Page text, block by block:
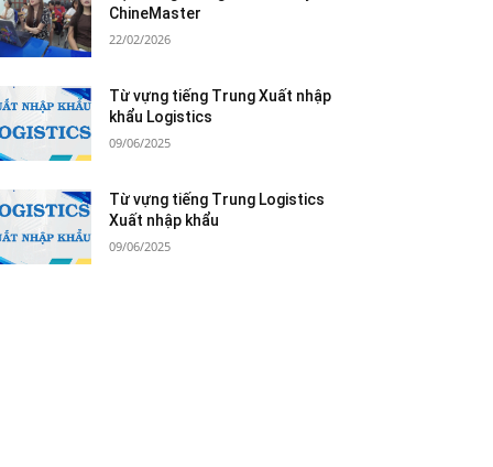
ChineMaster
22/02/2026
Từ vựng tiếng Trung Xuất nhập
khẩu Logistics
09/06/2025
Từ vựng tiếng Trung Logistics
Xuất nhập khẩu
09/06/2025